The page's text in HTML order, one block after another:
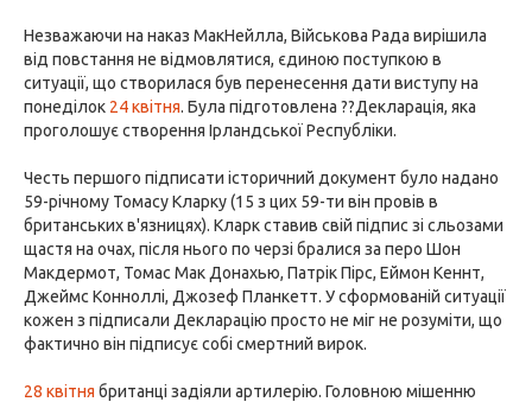
Незважаючи на наказ МакНейлла, Військова Рада вирішила
від повстання не відмовлятися, єдиною поступкою в
ситуації, що створилася був перенесення дати виступу на
понеділок 24 квітня. Була підготовлена ??Декларація, яка
проголошує створення Ірландської Республіки.
Честь першого підписати історичний документ було надано
59-річному Томасу Кларку (15 з цих 59-ти він провів в
британських в'язницях). Кларк ставив свій підпис зі сльозами
щастя на очах, після нього по черзі бралися за перо Шон
Макдермот, Томас Мак Донахью, Патрік Пірс, Еймон Кеннт,
Джеймс Конноллі, Джозеф Планкетт. У сформованій ситуації
кожен з підписали Декларацію просто не міг не розуміти, що
фактично він підписує собі смертний вирок.
28 квітня британці задіяли артилерію. Головною мішенню